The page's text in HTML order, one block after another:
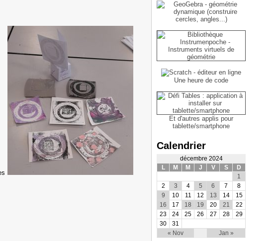
Une heure de code
Et d'autres applis pour
tablette/smartphone
Calendrier
décembre 2024
L
M M J V S D
« Nov Jan »
1
2
3 4 5 6 7
8
9
10 11 12 13 14
15
16
17 18 19 20 21
22
23
24 25 26 27 28
29
30
31